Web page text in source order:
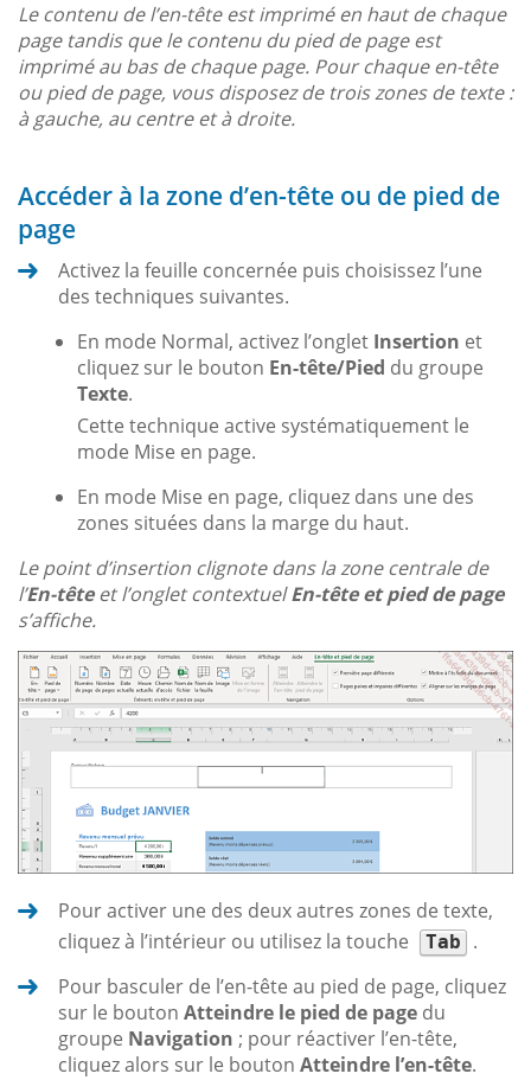
Le contenu de l’en-tête est imprimé en haut de chaque
page tandis que le contenu du pied de page est
imprimé au bas de chaque page. Pour chaque en-tête
ou pied de page, vous disposez de trois zones de texte :
à gauche, au centre et à droite.
Accéder à la zone d’en-tête ou de pied de
page
Activez la feuille concernée puis choisissez l’une
des techniques suivantes.
En mode Normal, activez l’onglet Insertion et
cliquez sur le bouton En-tête/Pied du groupe
Texte.
Cette technique active systématiquement le
mode Mise en page.
En mode Mise en page, cliquez dans une des
zones situées dans la marge du haut.
Le point d’insertion clignote dans la zone centrale de
l’En-têteet l’onglet contextuelEn-tête et pied de page
s’affiche.
Pour activer une des deux autres zones de texte,
cliquez à l’intérieur ou utilisez la touche
Tab
.
Pour basculer de l’en-tête au pied de page, cliquez
sur le bouton Atteindre le pied de page du
groupe Navigation ; pour réactiver l’en-tête,
cliquez alors sur le bouton Atteindre l’en-tête.